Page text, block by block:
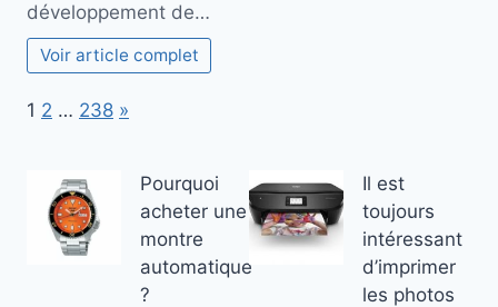
développement de…
Voir article complet
Page:
1 2 … 238 Next
»
Pourquoi
acheter une
montre
automatique
?
Il est
toujours
intéressant
d’imprimer
les photos